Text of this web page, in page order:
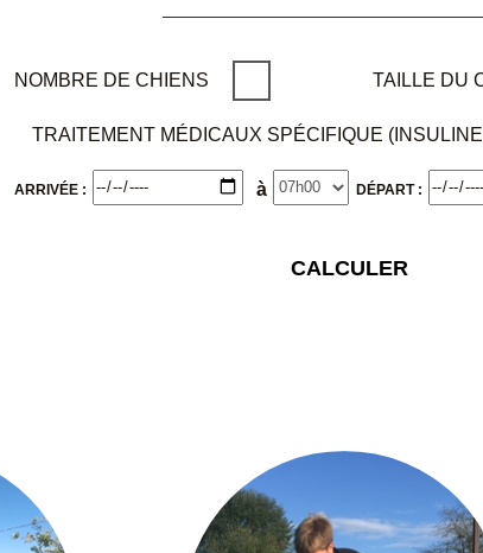
NOMBRE DE CHIENS TAILLE DU
TRAITEMENT MÉDICAUX SPÉCIFIQUE
ARRIVÉE : à DÉPART :